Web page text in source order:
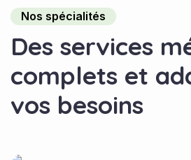
Nos spécialités
Des services m
complets et ad
vos besoins